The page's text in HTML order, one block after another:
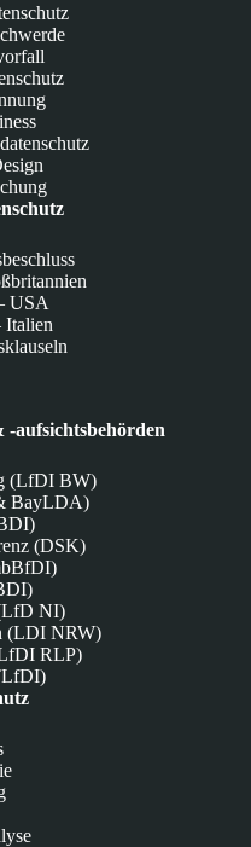
USA
Italien
-aufsichtsbehörden
(LfDI BW)
BayLDA)
(DSK)
NI)
(LDI NRW)
RLP)